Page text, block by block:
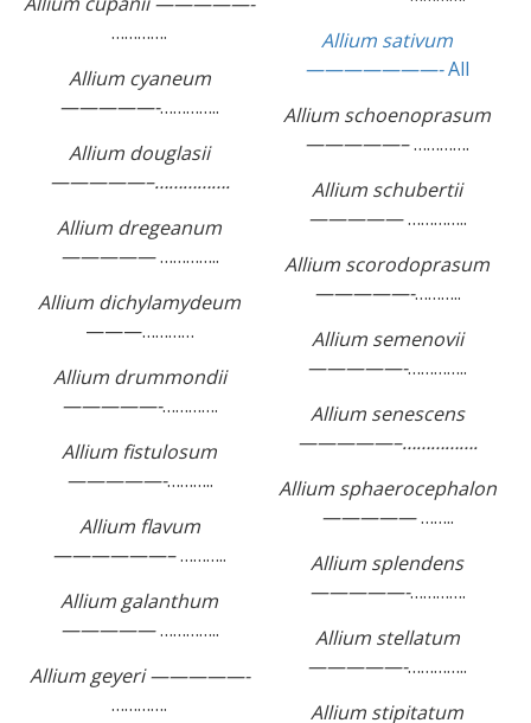
………….
Allium cyaneum
—————-…………..
Allium douglasii
—————–…………….
Allium dregeanum
—————…………..
Allium dichylamydeum
———…………
Allium drummondii
—————-………….
Allium fistulosum
—————-………..
Allium flavum
——————–………..
Allium galanthum
—————…………..
Allium geyeri —————-
………….
Allium sativum
———————-All
Allium schoenoprasum
—————–………….
Allium schubertii
—————…………..
Allium scorodoprasum
—————-………..
Allium semenovii
—————-…………..
Allium senescens
—————–…………….
Allium sphaerocephalon
—————……..
Allium splendens
—————-………….
Allium stellatum
—————-…………..
Allium stipitatum